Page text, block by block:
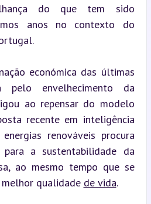
do que tem sido
anos no contexto do
económica das últimas
pelo envelhecimento da
ao repensar do modelo
recente em inteligência
renováveis procura
para a sustentabilidade da
ao mesmo tempo que se
qualidade de vida.